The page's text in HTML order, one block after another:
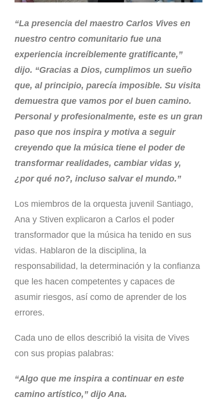
“La presencia del maestro Carlos Vives en
nuestro centro comunitario fue una
experiencia increíblemente gratificante,”
dijo. “Gracias a Dios, cumplimos un sueño
que, al principio, parecía imposible. Su visita
demuestra que vamos por el buen camino.
Personal y profesionalmente, este es un gran
paso que nos inspira y motiva a seguir
creyendo que la música tiene el poder de
transformar realidades, cambiar vidas y,
¿por qué no?, incluso salvar el mundo.”
Los miembros de la orquesta juvenil Santiago,
Ana y Stiven explicaron a Carlos el poder
transformador que la música ha tenido en sus
vidas. Hablaron de la disciplina, la
responsabilidad, la determinación y la confianza
que les hacen competentes y capaces de
asumir riesgos, así como de aprender de los
errores.
Cada uno de ellos describió la visita de Vives
con sus propias palabras:
“Algo que me inspira a continuar en este
camino artístico,” dijo Ana.